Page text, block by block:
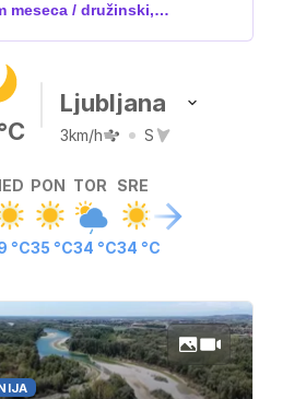
na VOYO: sreda ob 20.30
Ljubljana
3km/h S
°C
PON
35 °C
TOR
34 °C
SRE
34 °C